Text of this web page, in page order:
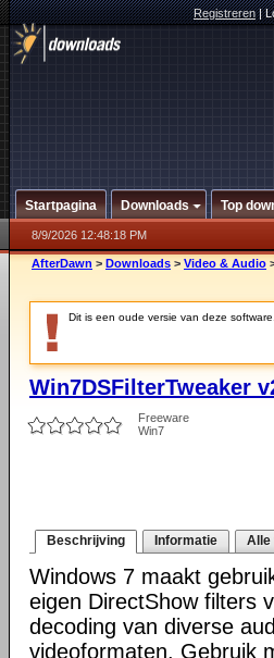
Registreren|
Startpagina Downloads Top
8/9/2026 12:48:18 PM
AfterDawn > Downloads > Video & Audio
Dit is een oude versie van deze
Win7DSFilterTweaker
Freeware
Win7
Beschrijving Informatie Alle
Windows 7 maakt
eigen DirectShow filters
decoding van diverse
videoformaten. Gebruik